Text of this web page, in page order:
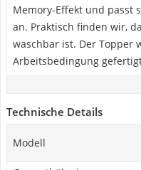
Memory-Effekt und passt
an. Praktisch finden wir,
waschbar ist. Der Topper
Arbeitsbedingung
Technische Details
Modell